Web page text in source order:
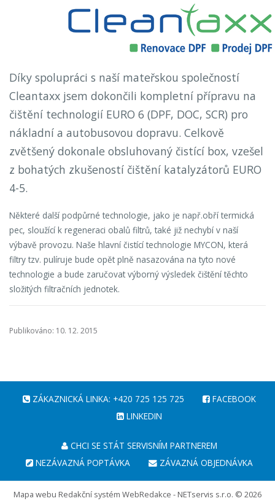
Díky spolupráci s naší mateřskou společností
Cleantaxx jsem dokončili kompletní přípravu na
čištění technologií EURO 6 (DPF, DOC, SCR) pro
nákladní a autobusovou dopravu. Celkově
zvětšený dokonale obsluhovaný čistící box, vzešel
z bohatých zkušeností čištění katalyzátorů EURO
4-5.
Některé další podpůrné technologie, jako je např.obří termická
pec, sloužící k regeneraci obalů filtrů, také již nechybí v naší
výbavě provozu. Naše hlavní čistící technologie MYCON, která
filtry tzv. pulíruje bude opět plně nasazována na tyto nové
technologie a bude zaručovat výborný výsledek čištění těchto
složitých filtračních jednotek.
Publikováno: 10. 12. 2015
ZÁKAZNICKÁ LINKA: +420 725 125 725
FACEBOOK
LINKEDIN
CHCI SE STÁT SERVISNÍM PARTNEREM
NEZÁVAZNÁ POPTÁVKA
ZÁVAZNÁ OBJEDNÁVKA
Mapa webu Redakční systém WebRedakce - NETservis s.r.o. © 2026